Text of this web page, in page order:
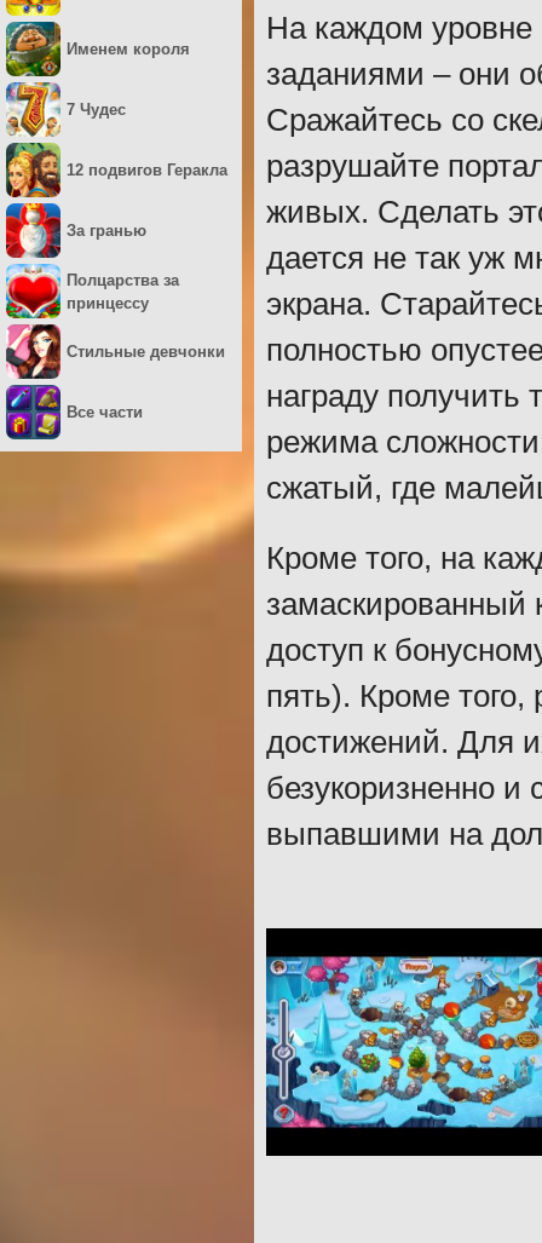
На каждом уровне
заданиями – они
Сражайтесь со
разрушайте
живых. Сделать
дается не так уж
экрана.
полностью
награду получить
режима
сжатый, где
Кроме того, на
замаскированный
доступ к
пять). Кроме того,
достижений. Для
безукоризненно
выпавшими на
Именем короля
7 Чудес
12 подвигов Геракла
За гранью
Полцарства за
принцессу
Стильные девчонки
Все части